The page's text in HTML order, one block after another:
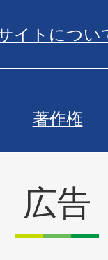
イトについ
著作権
広告